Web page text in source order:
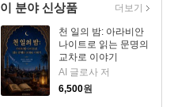
이 분야 신상품
천 일의 밤: 아라비안
나이트로 읽는 문명의
교차로 이야기
AI 글로사 저
6,500원
더보기